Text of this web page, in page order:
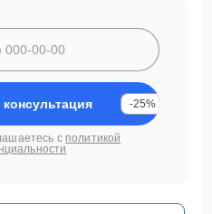
консультация -25%
с политикой